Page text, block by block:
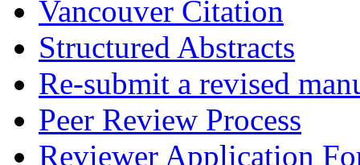
Vancouver Citation
Structured Abstracts
Re-submit a revised
Peer Review Process
Reviewer Application